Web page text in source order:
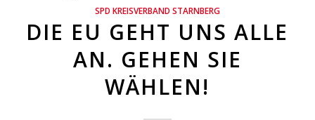
SPD KREISVERBAND STARNBERG
DIE EU GEHT UNS ALLE
AN. GEHEN SIE
WÄHLEN!